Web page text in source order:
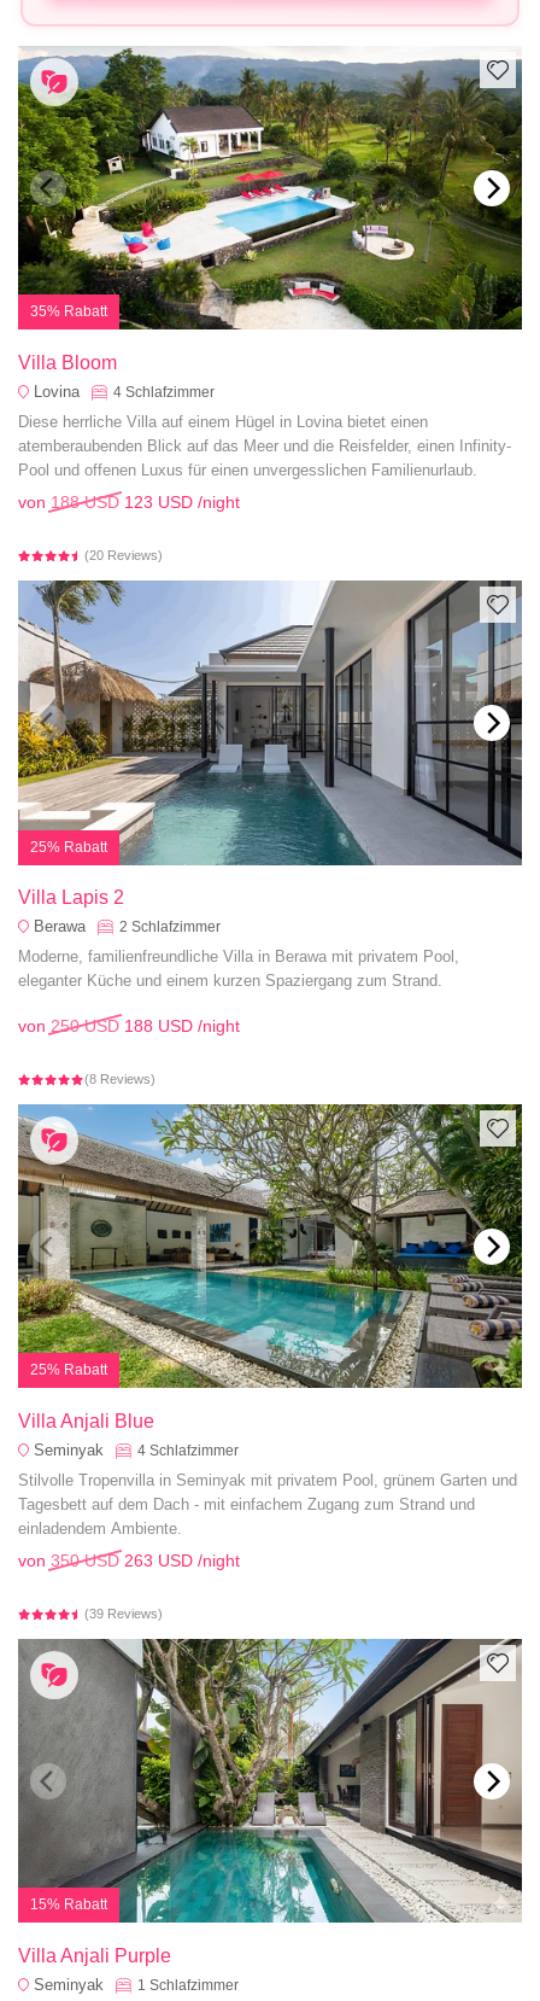
35% Rabatt
Villa Bloom
Lovina 4 Schlafzimmer
Diese herrliche Villa auf einem Hügel in Lovina bietet einen
atemberaubenden Blick auf das Meer und die Reisfelder, einen Infinity-
Pool und offenen Luxus für einen unvergesslichen Familienurlaub.
von 188 USD 123 USD /night
(20 Reviews)
25% Rabatt
Villa Lapis 2
Berawa 2 Schlafzimmer
Moderne, familienfreundliche Villa in Berawa mit privatem Pool,
eleganter Küche und einem kurzen Spaziergang zum Strand.
von 250 USD 188 USD /night
(8 Reviews)
25% Rabatt
Villa Anjali Blue
Seminyak 4 Schlafzimmer
Stilvolle Tropenvilla in Seminyak mit privatem Pool, grünem Garten und
Tagesbett auf dem Dach - mit einfachem Zugang zum Strand und
einladendem Ambiente.
von 350 USD 263 USD /night
(39 Reviews)
15% Rabatt
Villa Anjali Purple
Seminyak 1 Schlafzimmer